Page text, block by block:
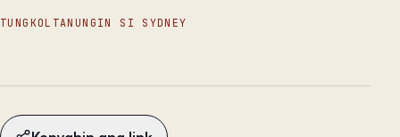
TUNGKOL TANUNGIN SI SYDNEY